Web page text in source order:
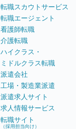
転職スカウトサービス
転職エージェント
看護師転職
介護転職
ハイクラス・
ミドルクラス転職
派遣会社
工場・製造業派遣
派遣求人サイト
求人情報サービス
転職サイト
（採用担当向け）